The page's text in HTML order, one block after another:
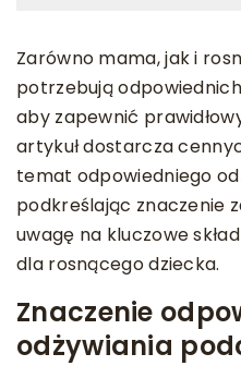
Zarówno mama, jak i
potrzebują
aby zapewnić
artykuł dostarcza
temat odpowiedniego
podkreślając znaczenie
uwagę na kluczowe
dla rosnącego dziecka.
Znaczenie
odżywiania